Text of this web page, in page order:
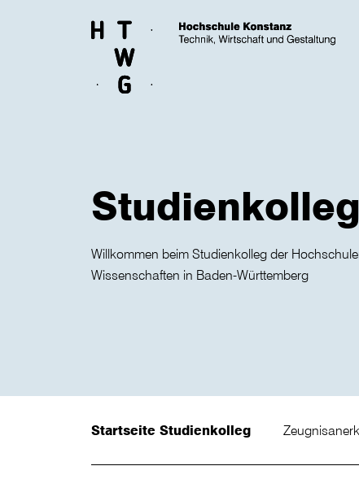
Studienkolleg
Willkommen beim Studienkolleg der
Wissenschaften in Baden-Württemberg
Startseite Studienkolleg